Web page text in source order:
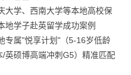
大学、西南大学等本地高校保
地学子赴英留学成功案例
专属"悦享计划"（5-16岁低龄
英硕博高端冲刺G5）精准匹配